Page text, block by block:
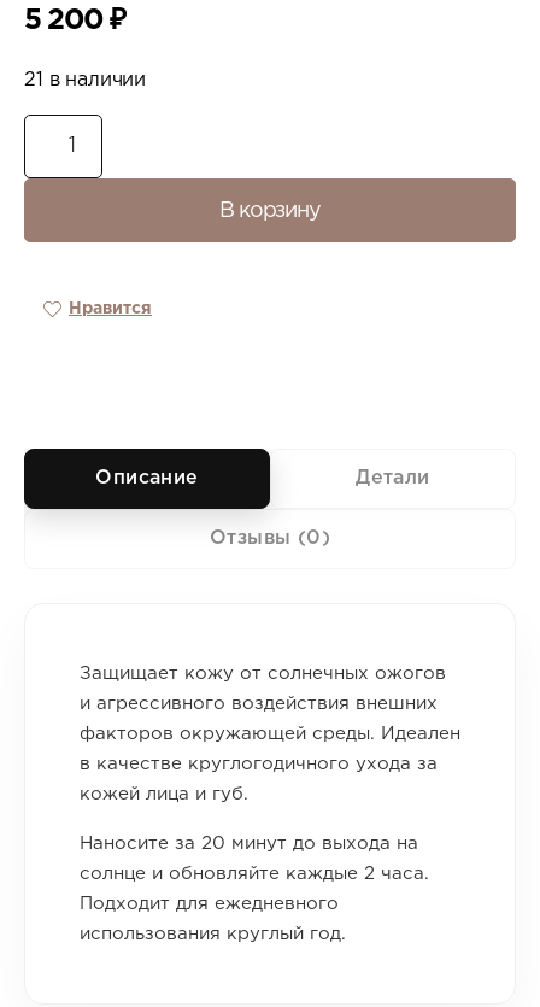
5 200₽
21 в наличии
В корзину
Нравится
Описание Детали
Отзывы (0)
Защищает кожу от солнечных ожогов
и агрессивного воздействия внешних
факторов окружающей среды. Идеален
в качестве круглогодичного ухода за
кожей лица и губ.
Наносите за 20 минут до выхода на
солнце и обновляйте каждые 2 часа.
Подходит для ежедневного
использования круглый год.